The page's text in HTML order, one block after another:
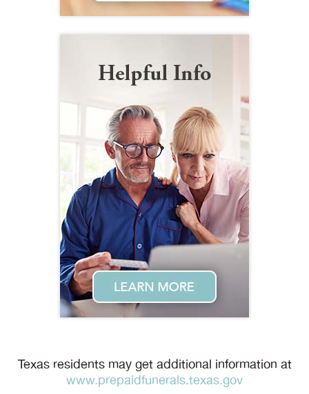
Texas residents may get additional information at
www.prepaidfunerals.texas.gov